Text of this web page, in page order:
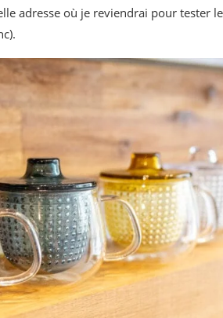
adresse où je reviendrai pour tester le